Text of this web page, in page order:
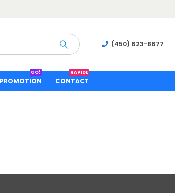
(450) 623-8677
PROMOTION
GO!
CONTACT
RAPIDE